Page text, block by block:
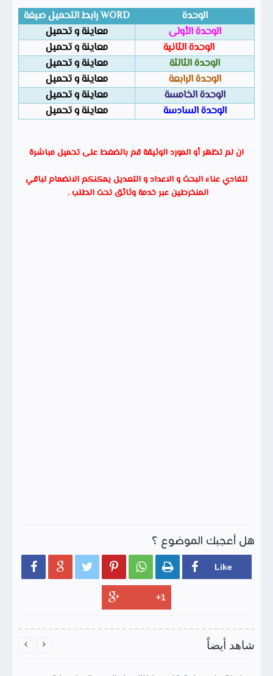
رابط التحميل صيغةWORD
الوحدة
معاينة و تحميل
الوحدة الأولى
معاينة و تحميل
الوحدة الثانية
معاينة و تحميل
الوحدة الثالثة
معاينة و تحميل
الوحدة الرابعة
معاينة و تحميل
الوحدة الخامسة
معاينة و تحميل
الوحدة السادسة
ان لم تظهر أو المورد الوثيقة قم بالضغط على تحميل مباشرة
لتفادي عناء البحث و الاعداد و التعديل يمكنكم الانضمام لباقي
المنخرطين عبر خدمة وثائق تحت الطلب .
هل أعجبك الموضوع ؟
     
شاهد أيضاً  